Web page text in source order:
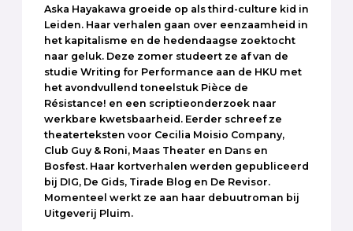
Aska Hayakawa groeide op als third-culture kid in
Leiden. Haar verhalen gaan over eenzaamheid in
het kapitalisme en de hedendaagse zoektocht
naar geluk. Deze zomer studeert ze af van de
studie Writing for Performance aan de HKU met
het avondvullend toneelstuk Pièce de
Résistance! en een scriptieonderzoek naar
werkbare kwetsbaarheid. Eerder schreef ze
theaterteksten voor Cecilia Moisio Company,
Club Guy & Roni, Maas Theater en Dans en
Bosfest. Haar kortverhalen werden gepubliceerd
bij DIG, De Gids, Tirade Blog en De Revisor.
Momenteel werkt ze aan haar debuutroman bij
Uitgeverij Pluim.